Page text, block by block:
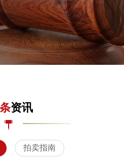
资讯
拍卖指南